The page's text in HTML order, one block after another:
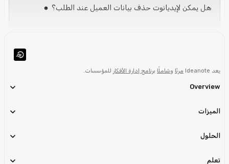
هل يمكن لإيديانوت حذف بيانات العميل عند الطلب؟
يعد Ideanote مرنًا وشاملًا برنامج إدارة الأفكار للمؤسسات.
Overview
الميزات
الحلول
تعلم